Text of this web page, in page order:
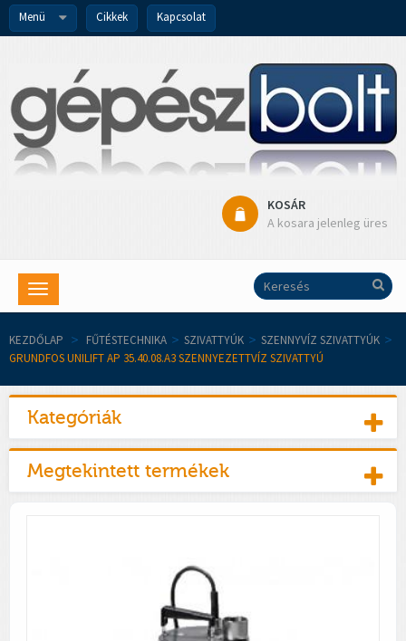
Menü Cikkek Kapcsolat
KOSÁR
A kosara jelenleg üres
Toggle
navigation
KEZDŐLAP > FŰTÉSTECHNIKA > SZIVATTYÚK > SZENNYVÍZ SZIVATTYÚK >
GRUNDFOS UNILIFT AP 35.40.08.A3 SZENNYEZETTVÍZ SZIVATTYÚ
Kategóriák
Megtekintett termékek